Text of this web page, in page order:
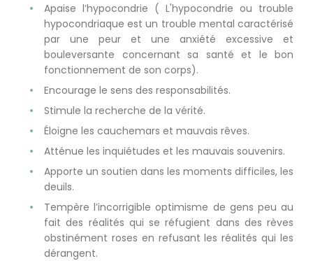
Apaise l’hypocondrie ( L'hypocondrie ou trouble
hypocondriaque est un trouble mental caractérisé
par une peur et une anxiété excessive et
bouleversante concernant sa santé et le bon
fonctionnement de son corps).
Encourage le sens des responsabilités.
Stimule la recherche de la vérité.
Éloigne les cauchemars et mauvais rêves.
Atténue les inquiétudes et les mauvais souvenirs.
Apporte un soutien dans les moments difficiles, les
deuils.
Tempère l’incorrigible optimisme de gens peu au
fait des réalités qui se réfugient dans des rèves
obstinément roses en refusant les réalités qui les
dérangent.